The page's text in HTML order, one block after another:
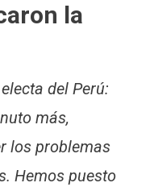
la
del Perú:
más,
los problemas
Hemos puesto